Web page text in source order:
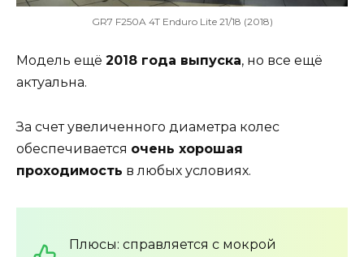
GR7 F250A 4T Enduro Lite 21/18 (2018)
Модель ещё 2018 года выпуска, но все ещё
актуальна.
За счет увеличенного диаметра колес
обеспечивается очень хорошая
проходимость в любых условиях.
Плюсы: справляется с мокрой